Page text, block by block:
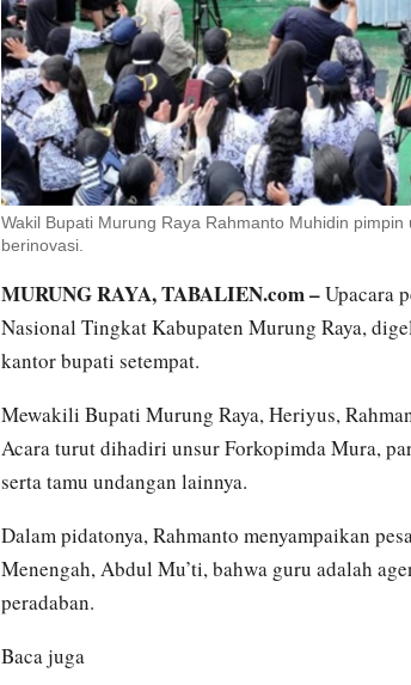
Wakil Bupati Murung Raya Rahmanto Muhidin
berinovasi.
MURUNG RAYA, TABALIEN.com –Upacara
Nasional Tingkat Kabupaten Murung Raya,
kantor bupati setempat.
Mewakili Bupati Murung Raya, Heriyus,
Acara turut dihadiri unsur Forkopimda Mura,
serta tamu undangan lainnya.
Dalam pidatonya, Rahmanto menyampaikan
Menengah, Abdul Mu’ti, bahwa guru adalah
peradaban.
Baca juga